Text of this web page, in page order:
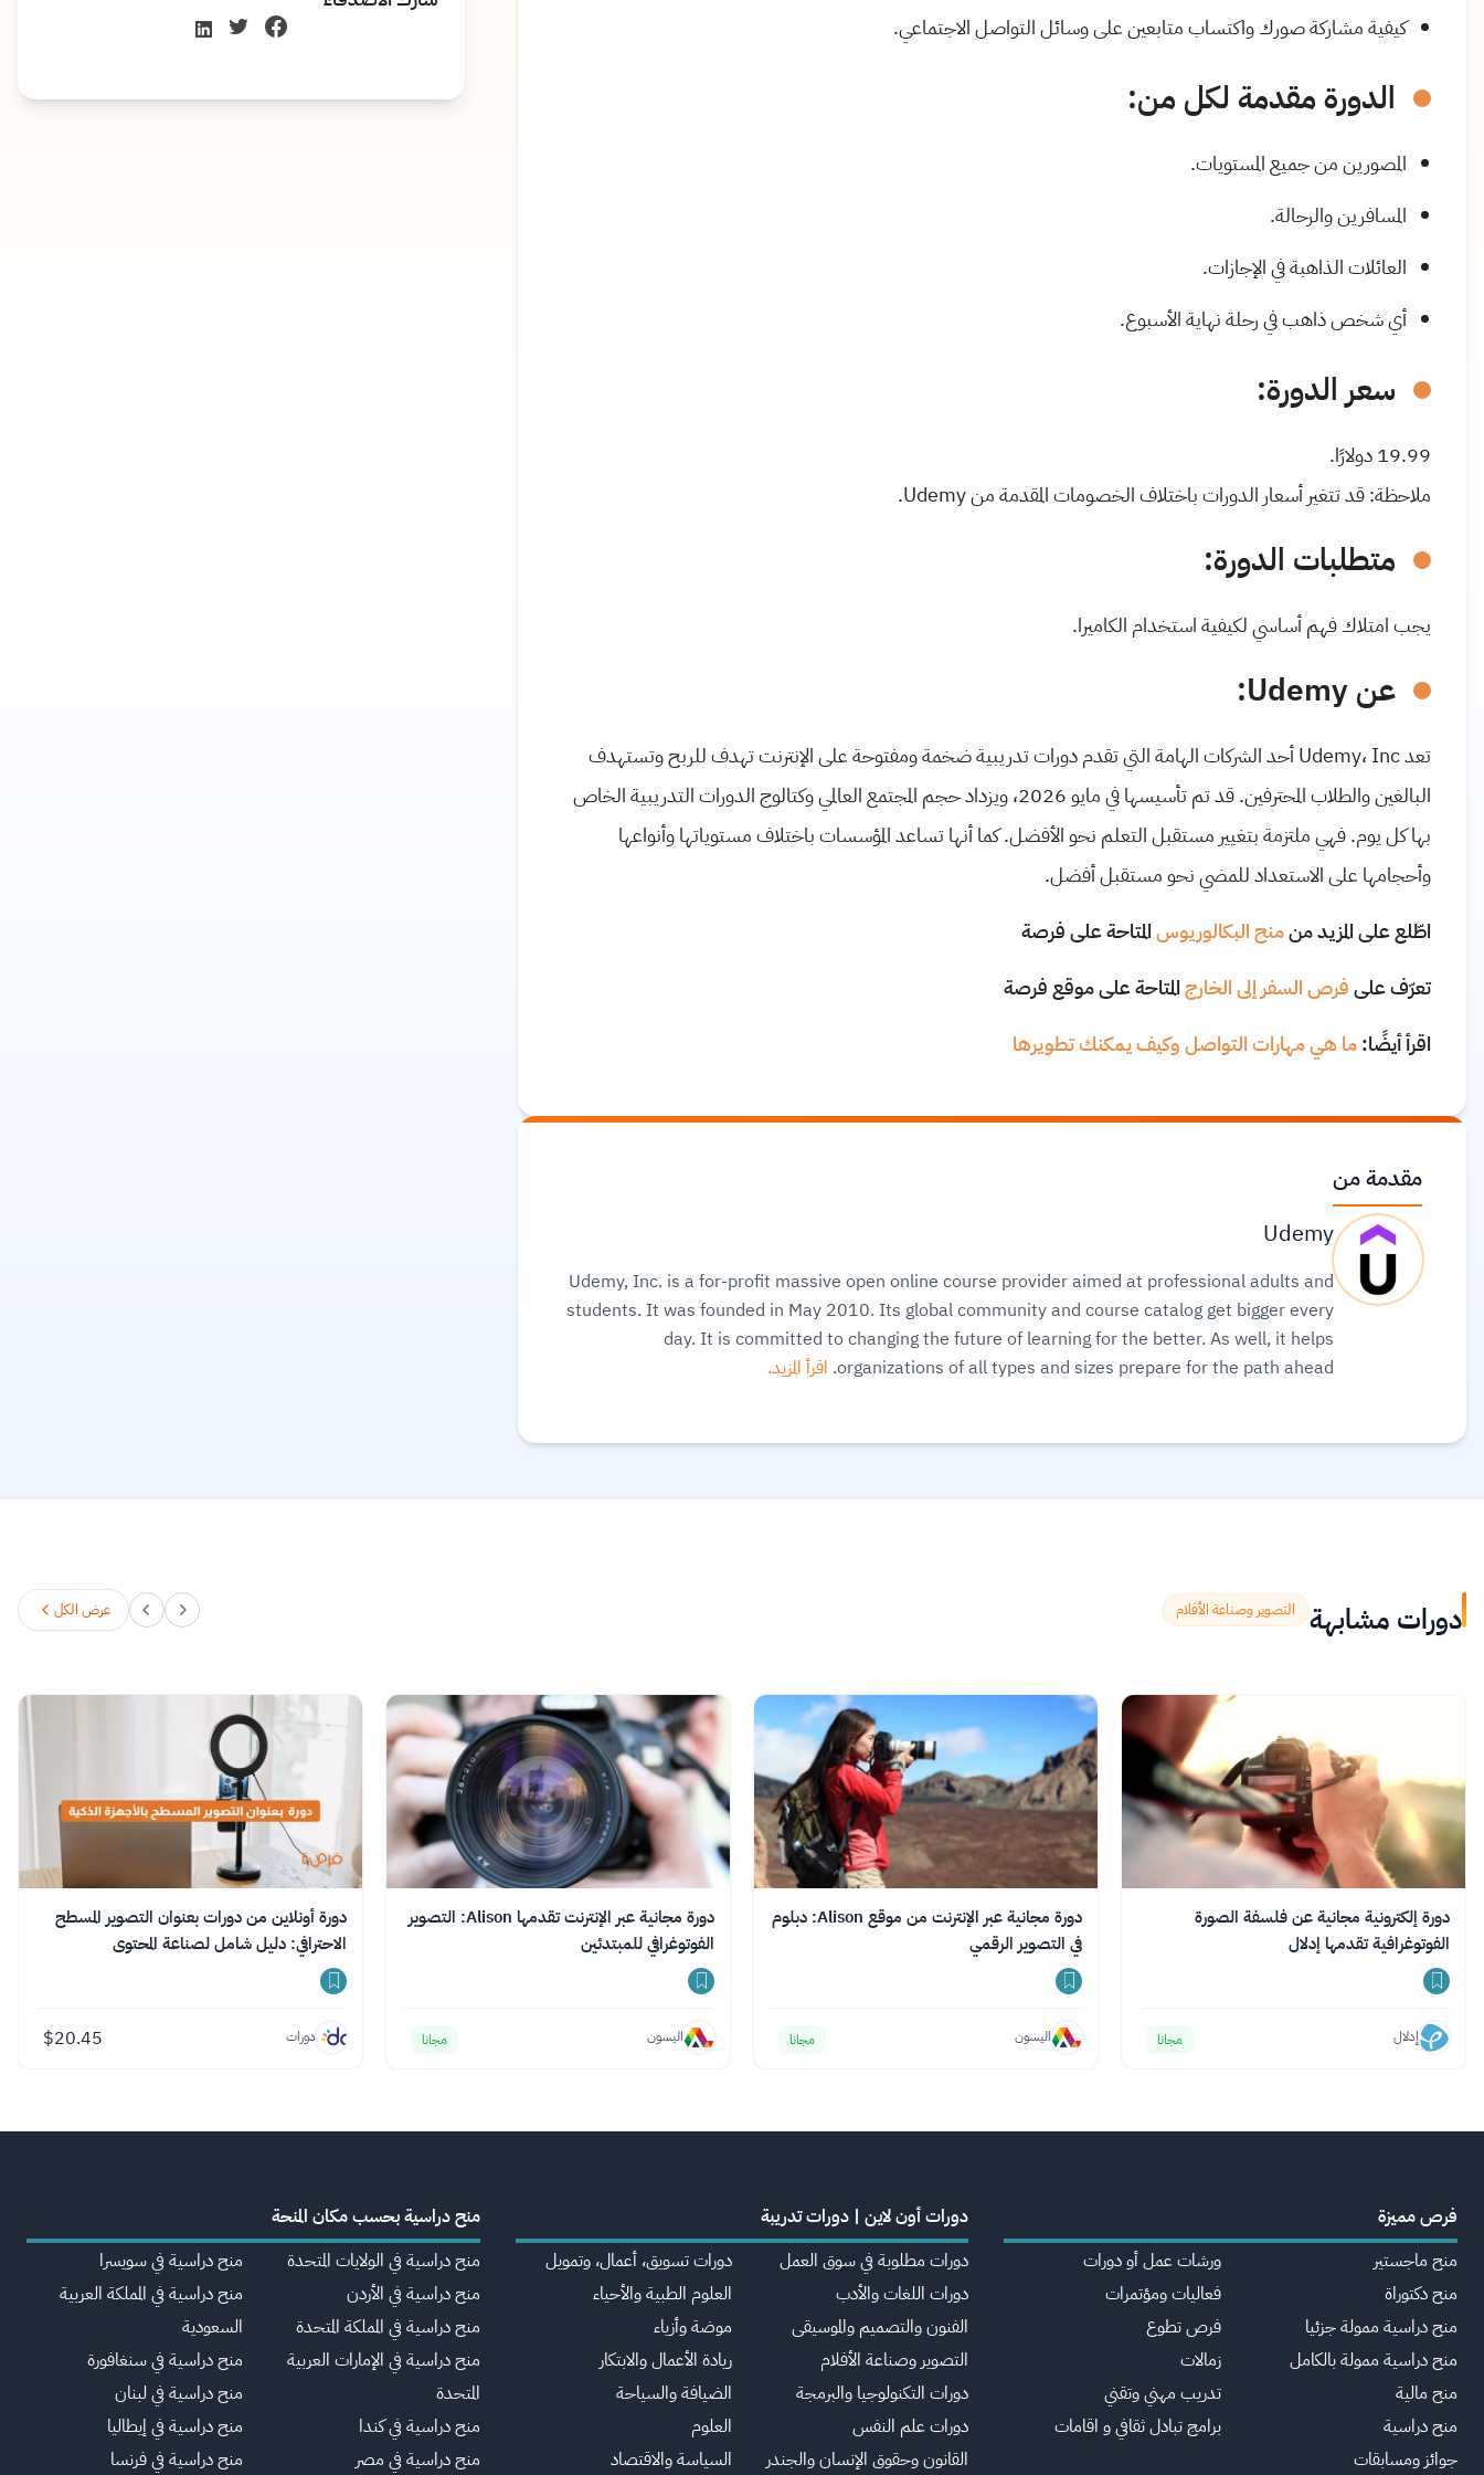
كيفية مشاركة صورك واكتساب متابعين على وسائل التواصل الاجتماعي.
الدورة مقدمة لكل من:
المصورين من جميع المستويات.
المسافرين والرحالة.
العائلات الذاهبة في الإجازات.
أي شخص ذاهب في رحلة نهاية الأسبوع.
سعر الدورة:
19.99 دولارًا.
ملاحظة: قد تتغير أسعار الدورات باختلاف الخصومات المقدمة من Udemy.
متطلبات الدورة:
يجب امتلاك فهم أساسي لكيفية استخدام الكاميرا.
عن Udemy:
تعد Udemy، Inc أحد الشركات الهامة التي تقدم دورات تدريبية ضخمة ومفتوحة على الإنترنت تهدف للربح وتستهدف
البالغين والطلاب المحترفين. قد تم تأسيسها في مايو 2026، ويزداد حجم المجتمع العالمي وكتالوج الدورات التدريبية الخاص
بها كل يوم. فهي ملتزمة بتغيير مستقبل التعلم نحو الأفضل. كما أنها تساعد المؤسسات باختلاف مستوياتها وأنواعها
وأحجامها على الاستعداد للمضي نحو مستقبل أفضل.
اطّلع على المزيد منمنح البكالوريوسالمتاحة على فرصة
تعرّف علىفرص السفر إلى الخارجالمتاحة على موقع فرصة
اقرأ أيضًا:ما هي مهارات التواصل وكيف يمكنك تطويرها
مقدمة من
Udemy
Udemy, Inc. is a for-profit massive open online course provider aimed at professional adults and
students. It was founded in May 2010. Its global community and course catalog get bigger every
day. It is committed to changing the future of learning for the better. As well, it helps
organizations of all types and sizes prepare for the path ahead. اقرأ المزيد.
دورات مشابهة التصوير وصناعة الأفلام عرض الكل
دورة إلكترونية مجانية عن فلسفة الصورة
الفوتوغرافية تقدمها إدلال
إدلال مجانا
دورة مجانية عبر الإنترنت من موقع Alison: دبلوم
في التصوير الرقمي
اليسون مجانا
دورة مجانية عبر الإنترنت تقدمها Alison: التصوير
الفوتوغرافي للمبتدئين
اليسون مجانا
دورة أونلاين من دورات بعنوان التصوير المسطح
الاحترافي: دليل شامل لصناعة المحتوى
دورات $20.45
فرص مميزة
منح ماجستير
منح دكتوراة
منح دراسية ممولة جزئيا
منح دراسية ممولة بالكامل
منح مالية
منح دراسية
جوائز ومسابقات
ورشات عمل أو دورات
فعاليات ومؤتمرات
فرص تطوع
زمالات
تدريب مهني وتقني
برامج تبادل ثقافي و اقامات
دورات أون لاين | دورات تدريبة
دورات مطلوبة في سوق العمل
دورات اللغات والأدب
الفنون والتصميم والموسيقى
التصوير وصناعة الأفلام
دورات التكنولوجيا والبرمجة
دورات علم النفس
القانون وحقوق الإنسان والجندر
دورات تسويق، أعمال، وتمويل
العلوم الطبية والأحياء
موضة وأزياء
ريادة الأعمال والابتكار
الضيافة والسياحة
العلوم
السياسة والاقتصاد
منح دراسية بحسب مكان المنحة
منح دراسية في الولايات المتحدة
منح دراسية في الأردن
منح دراسية في المملكة المتحدة
منح دراسية في الإمارات العربية
المتحدة
منح دراسية في كندا
منح دراسية في مصر
منح دراسية في سويسرا
منح دراسية في المملكة العربية
السعودية
منح دراسية في سنغافورة
منح دراسية في لبنان
منح دراسية في إيطاليا
منح دراسية في فرنسا